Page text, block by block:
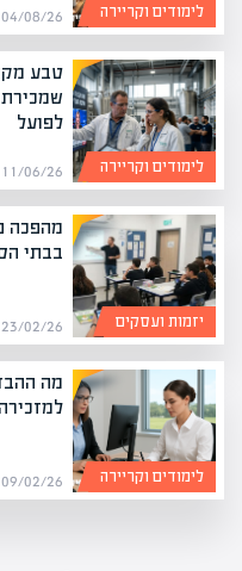
04/08/26 | מערכת אפיק לימודים וקריירה
לפועל
11/06/26 | מערכת אפיק לימודים וקריירה
מהפכה
בבתי
23/02/26 | מערכת אפיק יזמות ועסקים
מה
09/02/26 | מערכת אפיק לימודים וקריירה